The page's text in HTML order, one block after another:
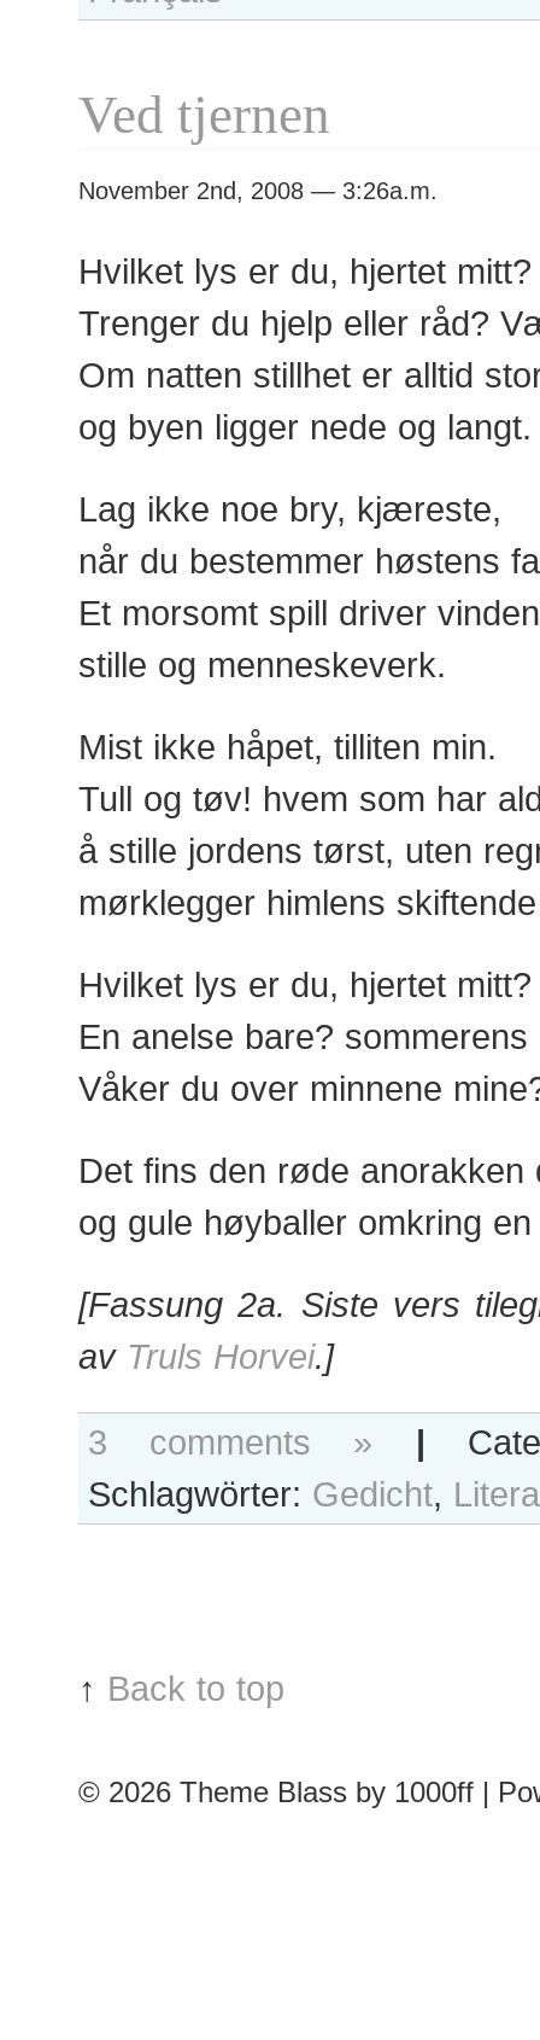
Ved tjernen
November 2nd, 2008 — 3:26a.m.
Hvilket lys er du, hjertet mitt?
Trenger du hjelp eller råd?
Om natten stillhet er alltid
og byen ligger nede og langt.
Lag ikke noe bry, kjæreste,
når du bestemmer høstens
Et morsomt spill driver
stille og menneskeverk.
Mist ikke håpet, tilliten min.
Tull og tøv! hvem som har
å stille jordens tørst, uten
mørklegger himlens
Hvilket lys er du, hjertet mitt?
En anelse bare?
Våker du over minnene
Det fins den røde anorakken
og gule høyballer omkring
[Fassung 2a. Siste vers
av Truls Horvei.]
3 comments » |
Schlagwörter: Gedicht,
↑ Back to top
© 2026 Theme Blass by 1000ff |